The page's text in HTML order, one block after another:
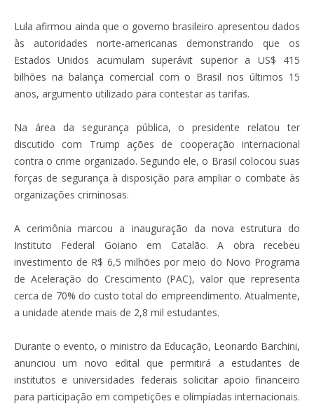
Lula afirmou ainda que o governo brasileiro apresentou dados
às autoridades norte-americanas demonstrando que os
Estados Unidos acumulam superávit superior a US$ 415
bilhões na balança comercial com o Brasil nos últimos 15
anos, argumento utilizado para contestar as tarifas.
Na área da segurança pública, o presidente relatou ter
discutido com Trump ações de cooperação internacional
contra o crime organizado. Segundo ele, o Brasil colocou suas
forças de segurança à disposição para ampliar o combate às
organizações criminosas.
A cerimônia marcou a inauguração da nova estrutura do
Instituto Federal Goiano em Catalão. A obra recebeu
investimento de R$ 6,5 milhões por meio do Novo Programa
de Aceleração do Crescimento (PAC), valor que representa
cerca de 70% do custo total do empreendimento. Atualmente,
a unidade atende mais de 2,8 mil estudantes.
Durante o evento, o ministro da Educação, Leonardo Barchini,
anunciou um novo edital que permitirá a estudantes de
institutos e universidades federais solicitar apoio financeiro
para participação em competições e olimpíadas internacionais.